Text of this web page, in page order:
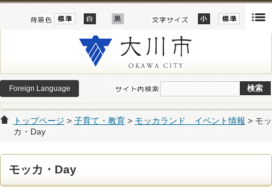
Foreign Language
トップページ > 子育て・教育> モッカランド イベント情報 > モッ
カ・Day
モッカ・Day